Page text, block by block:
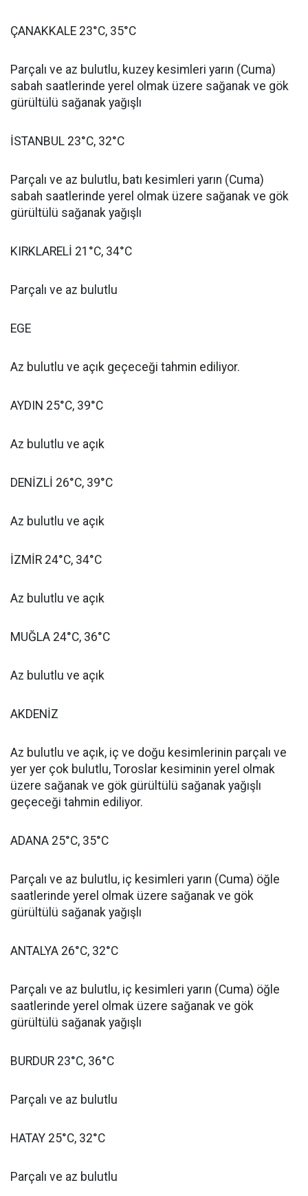
ÇANAKKALE 23°C, 35°C
Parçalı ve az bulutlu, kuzey kesimleri yarın (Cuma)
sabah saatlerinde yerel olmak üzere sağanak ve gök
gürültülü sağanak yağışlı
İSTANBUL 23°C, 32°C
Parçalı ve az bulutlu, batı kesimleri yarın (Cuma)
sabah saatlerinde yerel olmak üzere sağanak ve gök
gürültülü sağanak yağışlı
KIRKLARELİ 21°C, 34°C
Parçalı ve az bulutlu
EGE
Az bulutlu ve açık geçeceği tahmin ediliyor.
AYDIN 25°C, 39°C
Az bulutlu ve açık
DENİZLİ 26°C, 39°C
Az bulutlu ve açık
İZMİR 24°C, 34°C
Az bulutlu ve açık
MUĞLA 24°C, 36°C
Az bulutlu ve açık
AKDENİZ
Az bulutlu ve açık, iç ve doğu kesimlerinin parçalı ve
yer yer çok bulutlu, Toroslar kesiminin yerel olmak
üzere sağanak ve gök gürültülü sağanak yağışlı
geçeceği tahmin ediliyor.
ADANA 25°C, 35°C
Parçalı ve az bulutlu, iç kesimleri yarın (Cuma) öğle
saatlerinde yerel olmak üzere sağanak ve gök
gürültülü sağanak yağışlı
ANTALYA 26°C, 32°C
Parçalı ve az bulutlu, iç kesimleri yarın (Cuma) öğle
saatlerinde yerel olmak üzere sağanak ve gök
gürültülü sağanak yağışlı
BURDUR 23°C, 36°C
Parçalı ve az bulutlu
HATAY 25°C, 32°C
Parçalı ve az bulutlu